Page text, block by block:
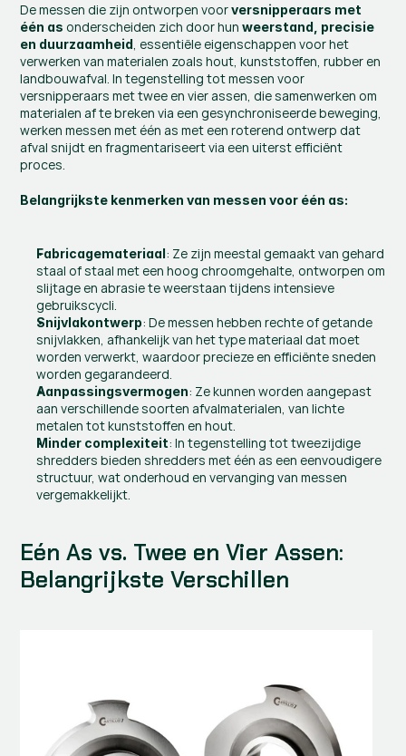
De messen die zijn ontworpen voor versnipperaars met
één as onderscheiden zich door hun weerstand, precisie
en duurzaamheid, essentiële eigenschappen voor het
verwerken van materialen zoals hout, kunststoffen, rubber en
landbouwafval. In tegenstelling tot messen voor
versnipperaars met twee en vier assen, die samenwerken om
materialen af te breken via een gesynchroniseerde beweging,
werken messen met één as met een roterend ontwerp dat
afval snijdt en fragmentariseert via een uiterst efficiënt
proces.
Belangrijkste kenmerken van messen voor één as:
Fabricagemateriaal: Ze zijn meestal gemaakt van gehard
staal of staal met een hoog chroomgehalte, ontworpen om
slijtage en abrasie te weerstaan tijdens intensieve
gebruikscycli.
Snijvlakontwerp: De messen hebben rechte of getande
snijvlakken, afhankelijk van het type materiaal dat moet
worden verwerkt, waardoor precieze en efficiënte sneden
worden gegarandeerd.
Aanpassingsvermogen: Ze kunnen worden aangepast
aan verschillende soorten afvalmaterialen, van lichte
metalen tot kunststoffen en hout.
Minder complexiteit: In tegenstelling tot tweezijdige
shredders bieden shredders met één as een eenvoudigere
structuur, wat onderhoud en vervanging van messen
vergemakkelijkt.
Eén As vs. Twee en Vier Assen:
Belangrijkste Verschillen